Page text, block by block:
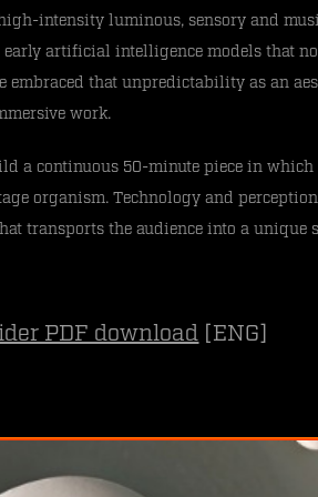
intensity luminous, sensory and
artificial intelligence models that
that unpredictability as an
work.
a continuous 50-minute piece in which
organism. Technology and
transports the audience into a unique
PDF download [ENG]